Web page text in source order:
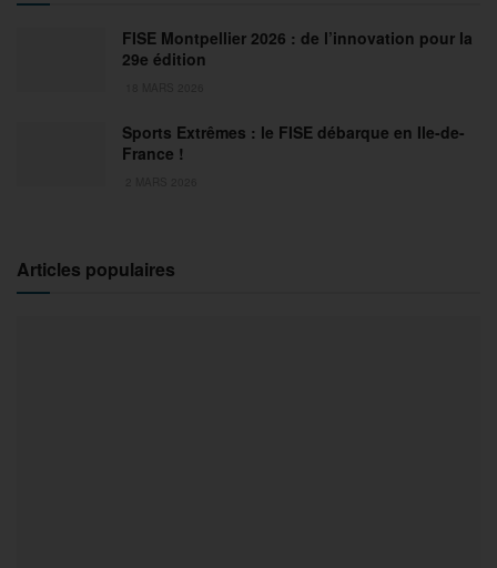
FISE Montpellier 2026 : de l’innovation pour la
29e édition
Sports Extrêmes : le FISE débarque en Ile-de-
France !
Articles populaires